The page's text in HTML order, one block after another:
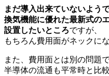
まだ導入出来ていないよう
換気機能に優れた最新式の
設置したいところですが、
もちろん費用面がネックに
また、費用面とは別の問題
半導体の流通も平常時と比